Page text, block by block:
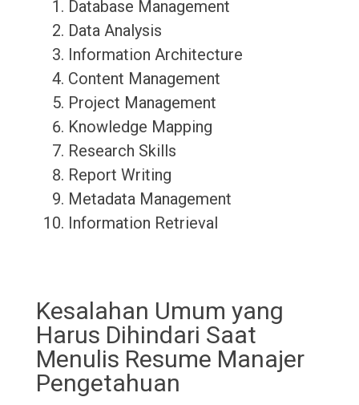
Database Management
Data Analysis
Information Architecture
Content Management
Project Management
Knowledge Mapping
Research Skills
Report Writing
Metadata Management
Information Retrieval
Kesalahan Umum yang
Harus Dihindari Saat
Menulis Resume Manajer
Pengetahuan